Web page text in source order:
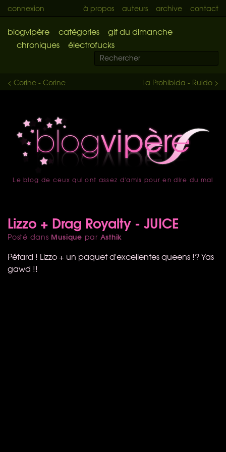
connexion à propos auteurs archive contact
blogvipère catégories
gif du dimanche
chroniques
électrofucks
La Prohibida - Ruido >
< Corine - Corine
accueil
Le blog de ceux qui ont assez d'amis pour en dire du mal
Lizzo + Drag Royalty - JUICE
Posté dans Musique par Asthik
Pétard ! Lizzo + un paquet d'excellentes queens !? Yas
gawd !!